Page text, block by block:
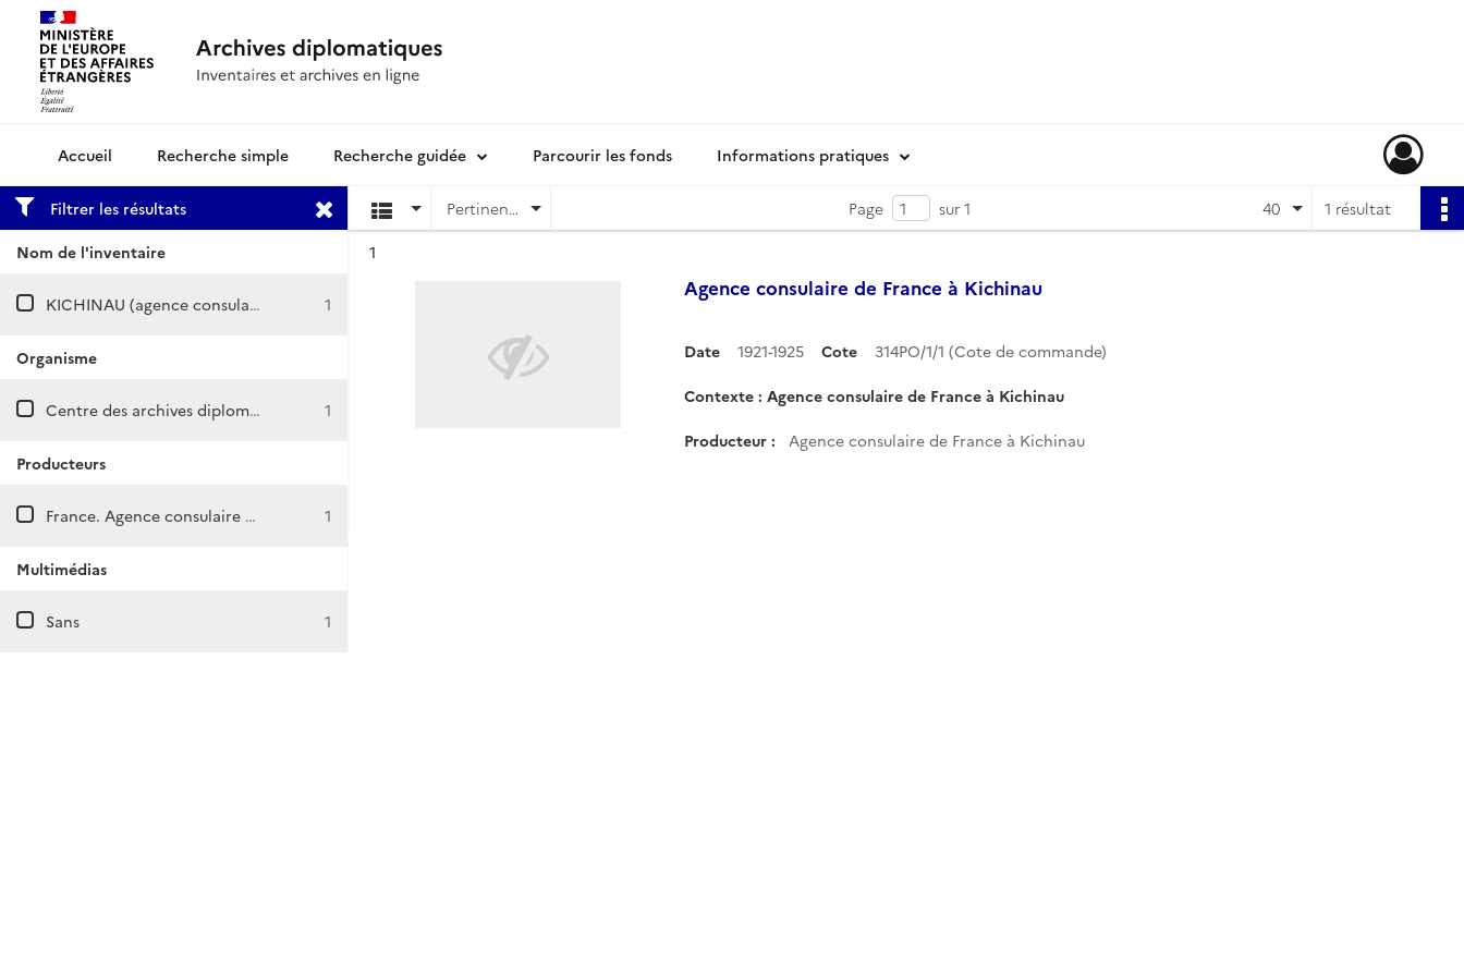
Archives diplomatiquesRecherche simple Recherche guidée Parcourir les fonds Informations pratiques
Filtrer les résultats
Nom de l'inventaire
KICHINAU (agence consulaire) 1
Organisme
Centre des archives diplomatiques de Nantes 1
Producteurs
France. Agence consulaire à Kichinau 1
Multimédias
Sans 1
Pertinence Page sur 1 1 résultat
40
1
Agence consulaire de France à Kichinau
Date 1921-1925 Cote 314PO/1/1 (Cote de commande)
Contexte : Agence consulaire de France à Kichinau
Producteur : Agence consulaire de France à Kichinau